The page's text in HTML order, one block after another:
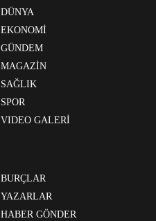
DÜNYA
EKONOMİ
GÜNDEM
MAGAZİN
SAĞLIK
SPOR
VIDEO GALERİ
BURÇLAR
YAZARLAR
HABER GÖNDER